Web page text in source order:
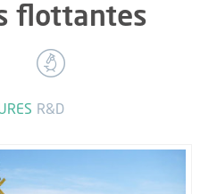
flottantes
R&D